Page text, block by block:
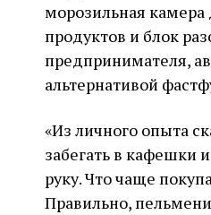
морозильная камера
продуктов и блок
предпринимателя,
альтернативой
«Из личного опыта
забегать в кафешки
руку. Что чаще
Правильно,